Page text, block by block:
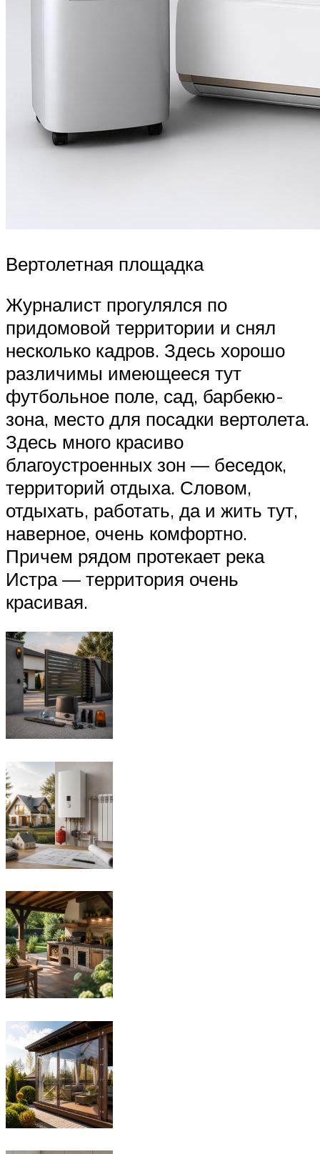
Вертолетная площадка
Журналист прогулялся по
придомовой территории и снял
несколько кадров. Здесь хорошо
различимы имеющееся тут
футбольное поле, сад, барбекю-
зона, место для посадки вертолета.
Здесь много красиво
благоустроенных зон — беседок,
территорий отдыха. Словом,
отдыхать, работать, да и жить тут,
наверное, очень комфортно.
Причем рядом протекает река
Истра — территория очень
красивая.